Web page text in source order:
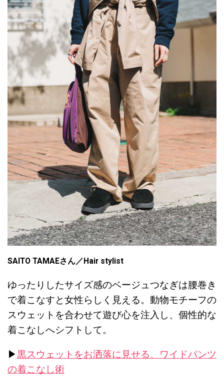
SAITO TAMAEさん／Hair stylist
ゆったりしたサイズ感のベージュつなぎは腰巻き
で着こなすと女性らしく見える。動物モチーフの
スウェットを合わせて遊び心を注入し、個性的な
着こなしへシフトして。
▶︎黒スウェットをお洒落に見せる、ワイドパンツ
の着こなし術